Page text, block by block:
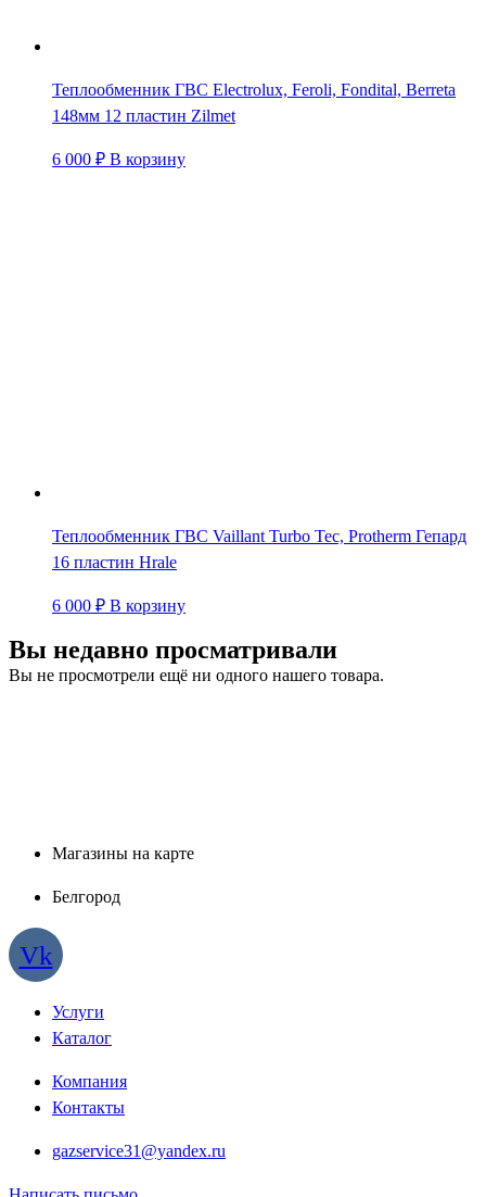
Теплообменник ГВС Electrolux, Feroli, Fondital, Berreta
148мм 12 пластин Zilmet
6 000 ₽ В корзину
Теплообменник ГВС Vaillant Turbo Tec, Protherm Гепард
16 пластин Hrale
6 000 ₽ В корзину
Вы недавно просматривали
Вы не просмотрели ещё ни одного нашего товара.
Магазины на карте
Белгород
Vk
Услуги
Каталог
Компания
Контакты
gazservice31@yandex.ru